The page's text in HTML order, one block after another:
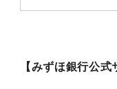
【みずほ銀行公式